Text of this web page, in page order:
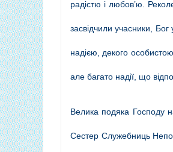
радістю і любов’ю.
засвідчили учасники,
надією, декого
але багато надії, що
Велика подяка Господу
Сестер Служебниць